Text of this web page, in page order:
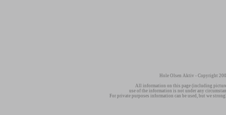
Hole Olsen Aktiv - Copyright
All information on this page (including
use of the information is not under any
For private purposes information can be used, but we